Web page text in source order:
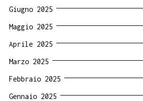
Giugno 2025
Maggio 2025
Aprile 2025
Marzo 2025
Febbraio 2025
Gennaio 2025